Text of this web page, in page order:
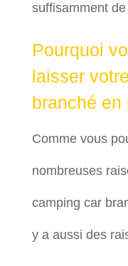
suffisamment
Pourquoi
laisser
branché en
Comme vous
nombreuses
camping car
y a aussi des